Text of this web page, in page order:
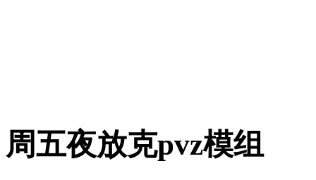
周五夜放克pvz模组